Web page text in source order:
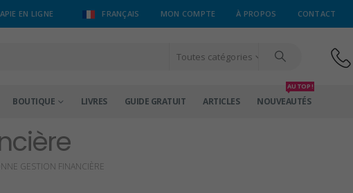
EN LIGNE FRANÇAIS MON COMPTE À PROPOS CONTACT
Toutes catégories
BOUTIQUE LIVRES GUIDE GRATUIT ARTICLES NOUVEAUTÉS
AU TOP !
GESTION FINANCIÈRE